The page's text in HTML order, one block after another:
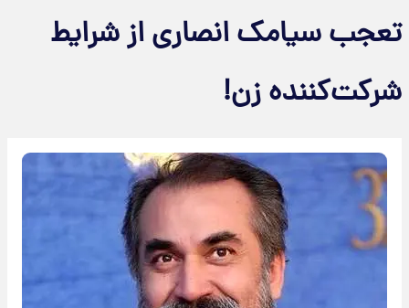
تعجب سیامک انصاری از شرایط
شرکت‌کننده زن!